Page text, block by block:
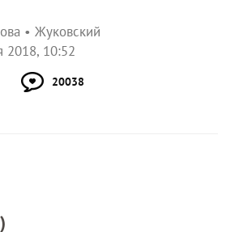
Жуковский
2018, 10:52
20038
)